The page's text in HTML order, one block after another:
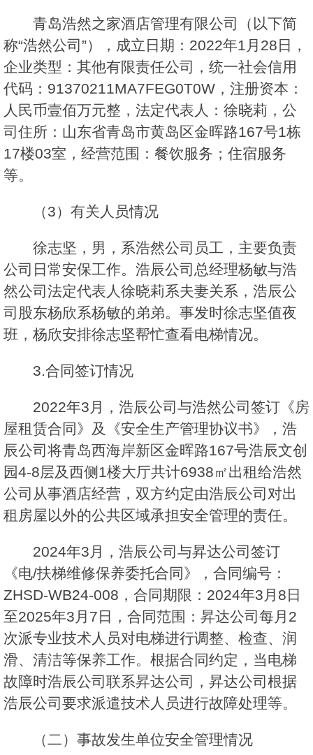
青岛浩然之家酒店管理有限公司（以下简
称“浩然公司”），成立日期：2022年1月28日，
企业类型：其他有限责任公司，统一社会信用
代码：91370211MA7FEG0T0W，注册资本：
人民币壹佰万元整，法定代表人：徐晓莉，公
司住所：山东省青岛市黄岛区金晖路167号1栋
17楼03室，经营范围：餐饮服务；住宿服务
等。
（3）有关人员情况
徐志坚，男，系浩然公司员工，主要负责
公司日常安保工作。浩辰公司总经理杨敏与浩
然公司法定代表人徐晓莉系夫妻关系，浩辰公
司股东杨欣系杨敏的弟弟。事发时徐志坚值夜
班，杨欣安排徐志坚帮忙查看电梯情况。
3.合同签订情况
2022年3月，浩辰公司与浩然公司签订《房
屋租赁合同》及《安全生产管理协议书》，浩
辰公司将青岛西海岸新区金晖路167号浩辰文创
园4-8层及西侧1楼大厅共计6938㎡出租给浩然
公司从事酒店经营，双方约定由浩辰公司对出
租房屋以外的公共区域承担安全管理的责任。
2024年3月，浩辰公司与昇达公司签订
《电/扶梯维修保养委托合同》，合同编号：
ZHSD-WB24-008，合同期限：2024年3月8日
至2025年3月7日，合同范围：昇达公司每月2
次派专业技术人员对电梯进行调整、检查、润
滑、清洁等保养工作。根据合同约定，当电梯
故障时浩辰公司联系昇达公司，昇达公司根据
浩辰公司要求派遣技术人员进行故障处理等。
（二）事故发生单位安全管理情况